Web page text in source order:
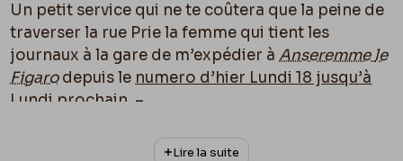
Un petit service qui ne te coûtera que la peine de
traverser la rue Prie la femme qui tient les
journaux à la gare de m’expédier àAnseremmele
Figarodepuis le numero d’hier Lundi 18 jusqu’à
Lundi prochain . –
Je lui paierai celaLundi en passant.
Lire la suite